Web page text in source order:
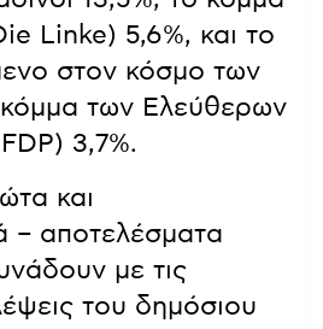
Linke) 5,6%, και το
στον κόσμο των
κόμμα των Ελεύθερων
3,7%.
και
– αποτελέσματα
με τις
του δημόσιου